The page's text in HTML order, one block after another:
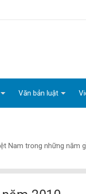
Văn bản luật
Nam trong những năm